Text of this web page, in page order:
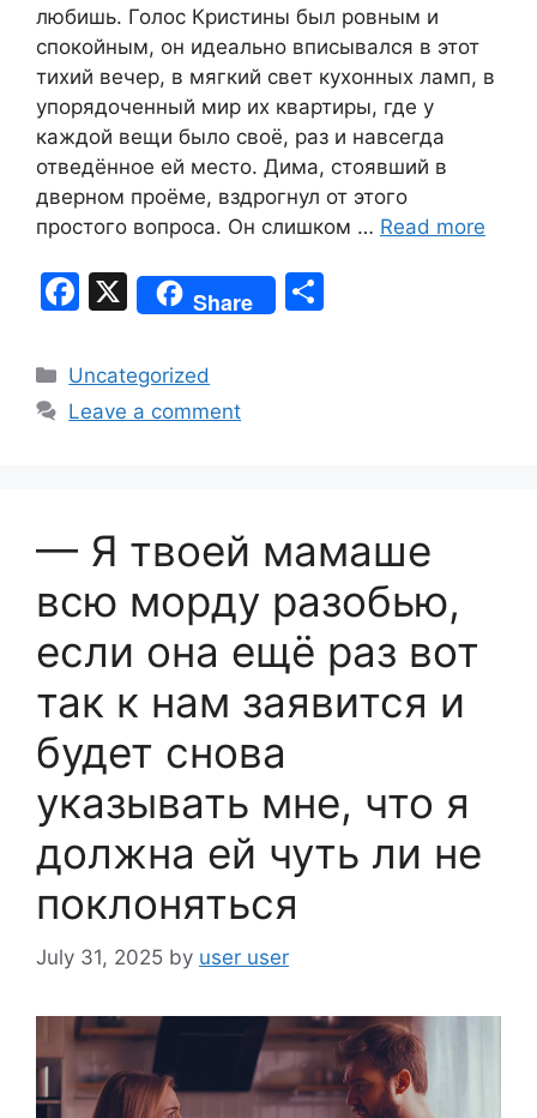
любишь. Голос Кристины был ровным и
спокойным, он идеально вписывался в этот
тихий вечер, в мягкий свет кухонных ламп, в
упорядоченный мир их квартиры, где у
каждой вещи было своё, раз и навсегда
отведённое ей место. Дима, стоявший в
дверном проёме, вздрогнул от этого
простого вопроса. Он слишком … Read more
F
c
e
k
X Share
Categories
Uncategorized
Leave a comment
— Я твоей мамаше
всю морду разобью,
если она ещё раз вот
так к нам заявится и
будет снова
указывать мне, что я
должна ей чуть ли не
поклоняться
July 31, 2025 by user user